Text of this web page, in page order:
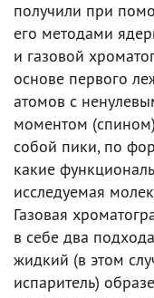
получили при
его методами
и газовой
основе первого
атомов с
моментом
собой пики, по
какие
исследуемая
Газовая
в себе два
жидкий (в этом
испаритель)